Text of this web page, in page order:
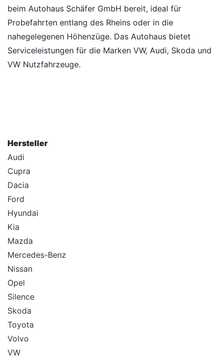
beim Autohaus Schäfer GmbH bereit, ideal für
Probefahrten entlang des Rheins oder in die
nahegelegenen Höhenzüge. Das Autohaus bietet
Serviceleistungen für die Marken VW, Audi, Skoda und
VW Nutzfahrzeuge.
Hersteller
Audi
Cupra
Dacia
Ford
Hyundai
Kia
Mazda
Mercedes-Benz
Nissan
Opel
Silence
Skoda
Toyota
Volvo
VW